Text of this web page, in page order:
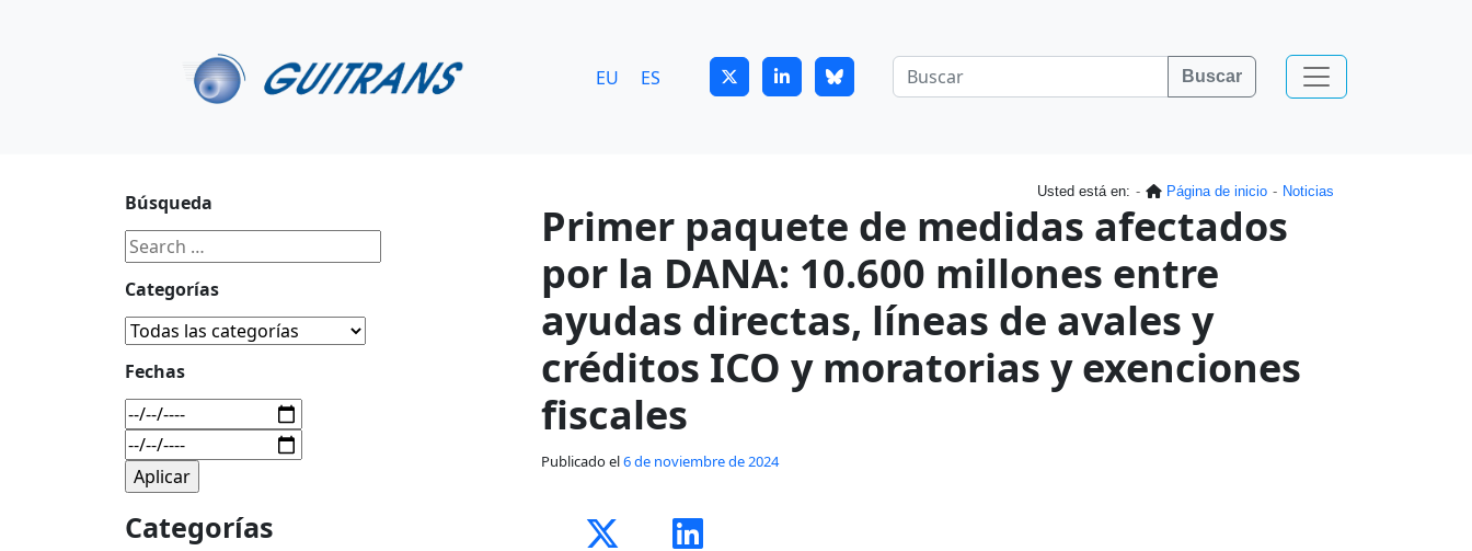
EU ES Buscar
Usted está en: Página de inicio Noticias
Primer paquete de medidas afectados
por la DANA: 10.600 millones entre
ayudas directas, líneas de avales y
créditos ICO y moratorias y exenciones
fiscales
Publicado el6 de noviembre de 2024
Búsqueda
Categorías
Fechas
Categorías